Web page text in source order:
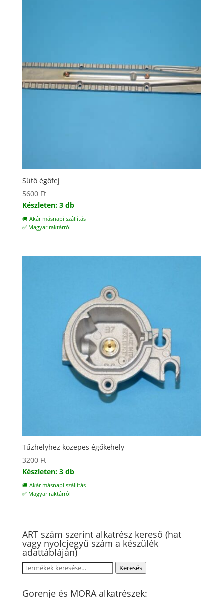
Sütő égőfej
5600 Ft
Készleten: 3 db
🚚 Akár másnapi szállítás
✅ Magyar raktárról
Tűzhelyhez közepes égőkehely
3200 Ft
Készleten: 3 db
🚚 Akár másnapi szállítás
✅ Magyar raktárról
ART szám szerint alkatrész kereső (hat
vagy nyolcjegyű szám a készülék
adattábláján)
Keresés
következőre:
Keresés
Gorenje és MORA alkatrészek: